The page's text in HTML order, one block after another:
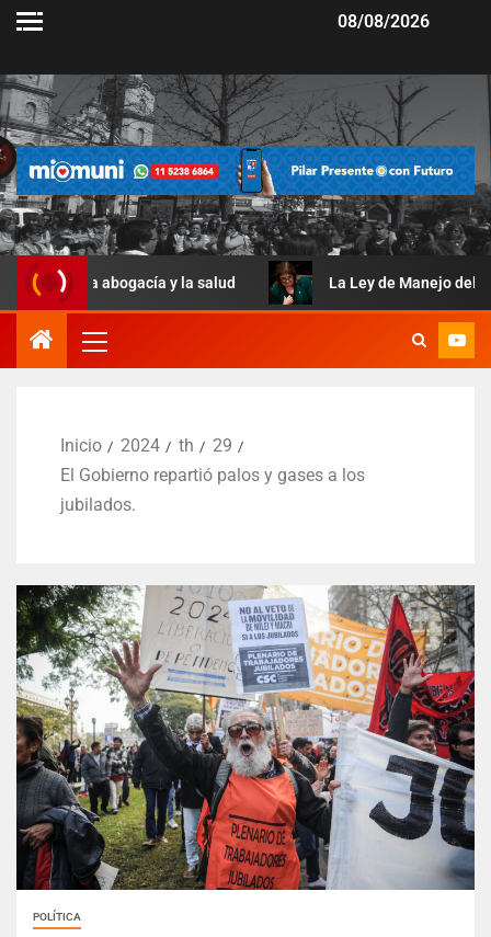
08/08/2026
abogacía y la salud La Ley de Manejo del Fuego terminó
Inicio 2024 th
29
El Gobierno repartió palos y gases a los
jubilados.
POLÍTICA